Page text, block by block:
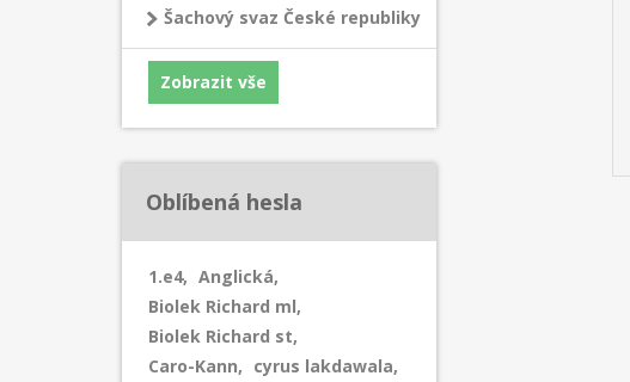
Šachový svaz České republiky
Zobrazit vše
Oblíbená hesla
1.e4, Anglická,
Biolek Richard ml,
Biolek Richard st,
Caro-Kann, cyrus lakdawala,